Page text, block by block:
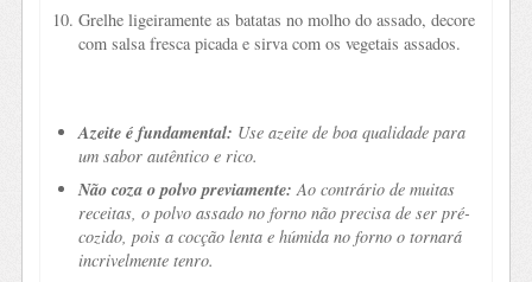
Grelhe ligeiramente as batatas no molho do assado, decore
com salsa fresca picada e sirva com os vegetais assados.
Azeite é fundamental: Use azeite de boa qualidade para
um sabor autêntico e rico.
Não coza o polvo previamente: Ao contrário de muitas
receitas, o polvo assado no forno não precisa de ser pré-
cozido, pois a cocção lenta e húmida no forno o tornará
incrivelmente tenro.